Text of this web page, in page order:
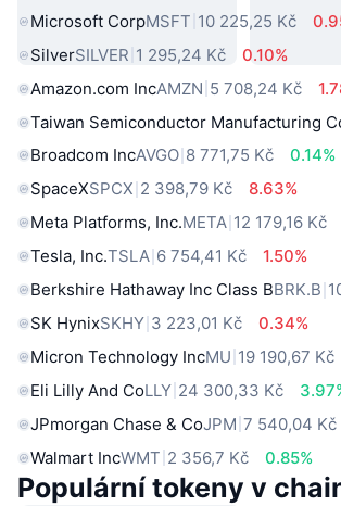
Microsoft CorpMSFT 10 225,25 Kč
SilverSILVER 1 295,24 Kč
0.10%
Amazon.com IncAMZN 5 708,24 Kč
Taiwan Semiconductor Manufacturing
Broadcom IncAVGO 8 771,75 Kč
0.14%
SpaceXSPCX 2 398,79 Kč
8.63%
Meta Platforms, Inc.META 12 179,16 Kč
Tesla, Inc.TSLA 6 754,41 Kč
1.50%
Berkshire Hathaway Inc Class BBRK.B
SK HynixSKHY 3 223,01 Kč
0.34%
Micron Technology IncMU 19 190,67 Kč
Eli Lilly And CoLLY 24 300,33 Kč
JPmorgan Chase & CoJPM 7 540,04 Kč
Walmart IncWMT 2 356,7 Kč 0.85%
Populární tokeny v